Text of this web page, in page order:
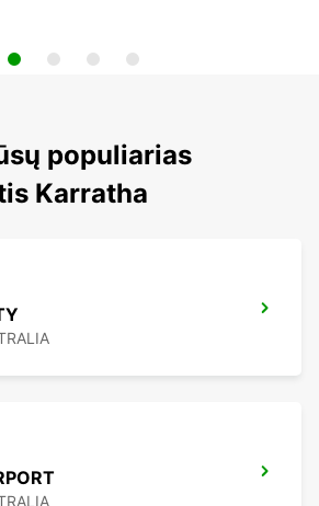
populiarias
Karratha